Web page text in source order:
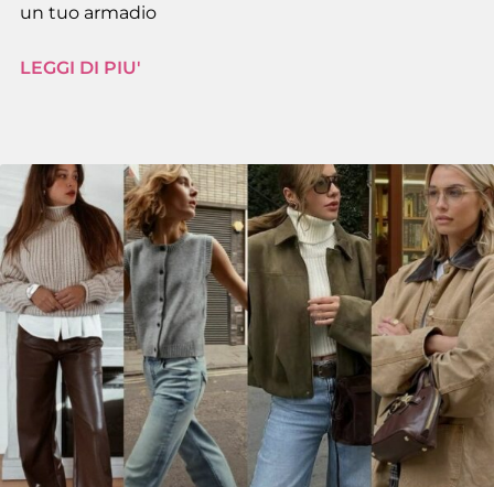
un tuo armadio
LEGGI DI PIU'